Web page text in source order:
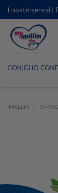
CONIGLIO
MELLIN
I nostri servizi |